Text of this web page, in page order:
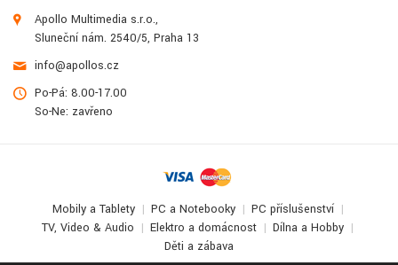
Apollo Multimedia s.r.o.,
Sluneční nám. 2540/5, Praha 13
info@apollos.cz
Po-Pá: 8.00-17.00
So-Ne: zavřeno
Mobily a Tablety PC a Notebooky
PC příslušenství
TV, Video & Audio
Elektro a domácnost
Dílna a Hobby
Děti a zábava